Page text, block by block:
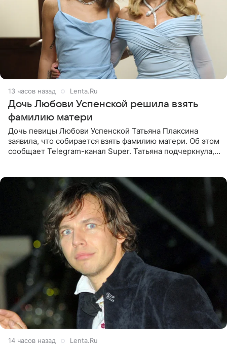
13 часов назад Lenta.Ru
Дочь Любови Успенской решила взять
фамилию матери
Дочь певицы Любови Успенской Татьяна Плаксина
заявила, что собирается взять фамилию матери. Об этом
сообщает Telegram-канал Super. Татьяна подчеркнула,
14 часов назад Lenta.Ru